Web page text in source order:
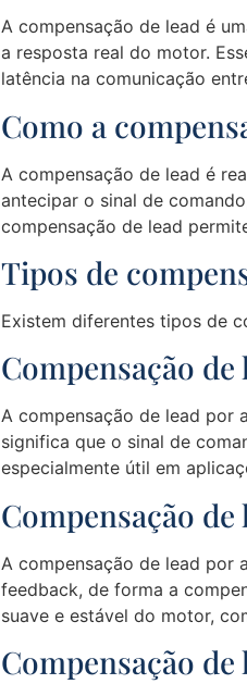
A compensação de lead é
a resposta real do motor.
latência na comunicação
Como a
A compensação de lead é
antecipar o sinal de
compensação de lead
Tipos de
Existem diferentes tipos de
Compensação
A compensação de lead por
significa que o sinal de
especialmente útil em
Compensação
A compensação de lead por
feedback, de forma a
suave e estável do motor,
Compensação